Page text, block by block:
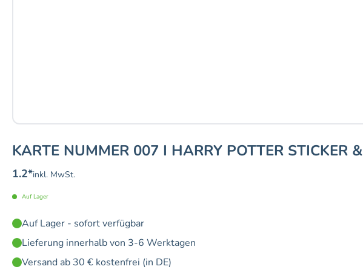
KARTE NUMMER 007 I HARRY POTTER STICKER
1.2*inkl. MwSt.
Auf Lager
Auf Lager - sofort verfügbar
Lieferung innerhalb von 3-6 Werktagen
Versand ab 30 € kostenfrei (in DE)